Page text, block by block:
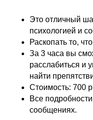
Это отличный
психологией и
Раскопать то,
За 3 часа вы
расслабиться и
найти
Стоимость: 700
Все
сообщениях.